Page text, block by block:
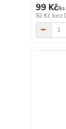
99 Kč/ks
82 Kč bez